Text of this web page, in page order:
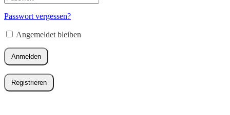
Mail-
Adresse*
Erforderlich
Passwort vergessen?
Angemeldet bleiben
Anmelden
Registrieren